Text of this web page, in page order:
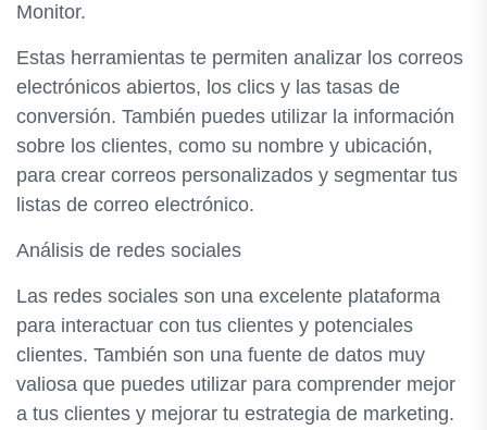
Monitor.
Estas herramientas te permiten analizar los correos
electrónicos abiertos, los clics y las tasas de
conversión. También puedes utilizar la información
sobre los clientes, como su nombre y ubicación,
para crear correos personalizados y segmentar tus
listas de correo electrónico.
Análisis de redes sociales
Las redes sociales son una excelente plataforma
para interactuar con tus clientes y potenciales
clientes. También son una fuente de datos muy
valiosa que puedes utilizar para comprender mejor
a tus clientes y mejorar tu estrategia de marketing.